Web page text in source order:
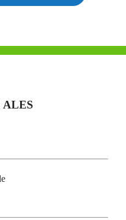
ALES